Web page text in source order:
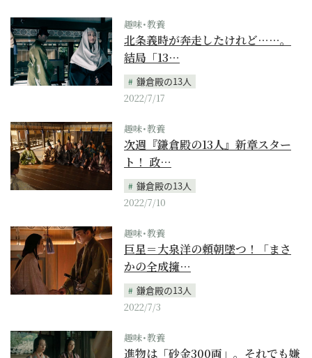
趣味･教養
北条義時が奔走したけれど……。
結局「13…
鎌倉殿の13人
2022/7/17
趣味･教養
次週『鎌倉殿の13人』新章スター
ト！ 政…
鎌倉殿の13人
2022/7/10
趣味･教養
巨星＝大泉洋の頼朝墜つ！「まさ
かの全成擁…
鎌倉殿の13人
2022/7/3
趣味･教養
進物は「砂金300両」。それでも嫌